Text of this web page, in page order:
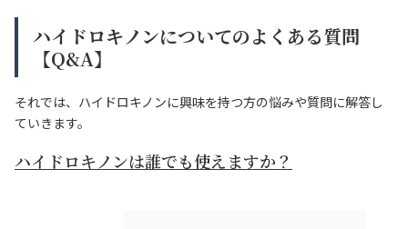
ハイドロキノンについてのよくある質問
【Q&A】
それでは、ハイドロキノンに興味を持つ方の悩みや質問に解答し
ていきます。
ハイドロキノンは誰でも使えますか？